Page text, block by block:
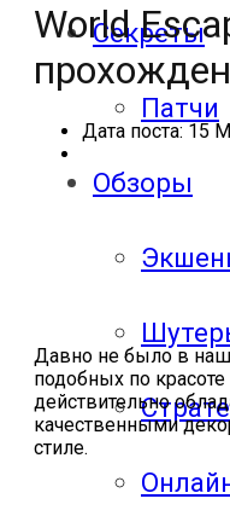
Секреты
Патчи
Обзоры
World
Дата поста: 15
Давно не было в
подобных по
действительно
качественными
стиле.